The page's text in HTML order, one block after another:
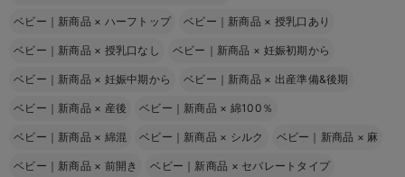
ベビー｜新商品 × ハーフトップ ベビー｜新商品 × 授乳口あり
ベビー｜新商品 × 授乳口なし ベビー｜新商品 × 妊娠初期から
ベビー｜新商品 × 妊娠中期から ベビー｜新商品 × 出産準備&後期
ベビー｜新商品 × 産後 ベビー｜新商品 × 綿100％
ベビー｜新商品 × 綿混 ベビー｜新商品 × シルク ベビー｜新商品 × 麻
ベビー｜新商品 × 前開き ベビー｜新商品 × セパレートタイプ